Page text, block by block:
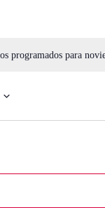
programados para